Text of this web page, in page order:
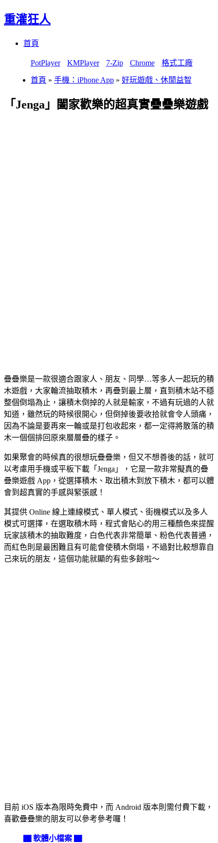
重灌狂人
首頁
PotPlayer KMPlayer 7-Zip Chrome 格式工廠
首頁 » 手機：iPhone App » 好玩遊戲、休閒益智
「Jenga」闔家歡樂的超真實疊疊樂遊戲
疊疊樂是一款很適合跟家人、朋友、同學…等多人一起玩的積
木遊戲，大家輪流抽取積木，再疊到最上層，直到積木站不穩
整個倒塌為止，讓積木倒掉的人就是輸家，不過有玩過的人就
知道，雖然玩的時候很開心，但倒掉後要收拾就會令人頭痛，
因為不論是要再來一輪或是打包收起來，都一定得將散落的積
木一個個排回原來層層疊的樣子。
如果聚會的時候真的很想玩疊疊樂，但又不想善後的話，就可
以考慮用手機或平板下載「Jenga」，它是一款非常擬真的疊
疊樂遊戲 App，從選擇積木、取出積木到放下積木，都可以體
會到超真實的手感與緊張感！
其提供 Online 線上連線模式、單人模式、街機模式以及多人
模式可選擇，在選取積木時，程式會貼心的用三種顏色來提醒
玩家該積木的抽取難度，白色代表非常簡單、粉色代表普通，
而紅色則是最困難且有可能會使積木倒塌，不過對比較想靠自
己來玩的朋友，這個功能就顯的有些多餘啦～
目前 iOS 版本為限時免費中，而 Android 版本則需付費下載，
喜歡疊疊樂的朋友可以參考參考囉！
▇ 軟體小檔案 ▇